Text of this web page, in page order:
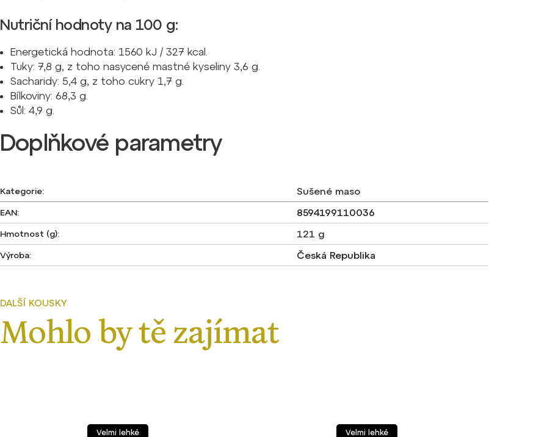
Nutriční hodnoty na 100 g:
Energetická hodnota: 1560 kJ / 327 kcal.
Tuky: 7,8 g, z toho nasycené mastné kyseliny 3,6 g.
Sacharidy: 5,4 g, z toho cukry 1,7 g.
Bílkoviny: 68,3 g.
Sůl: 4,9 g.
Doplňkové parametry
Kategorie: Sušené maso
EAN: 8594199110036
Hmotnost (g): 121 g
Výroba: Česká Republika
Velmi lehké
Velmi lehké